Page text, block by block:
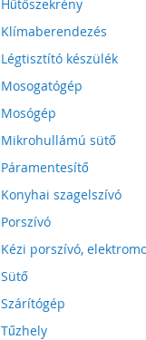
Hűtőszekrény
Klímaberendezés
Légtisztító készülék
Mosogatógép
Mosógép
Mikrohullámú sütő
Páramentesítő
Konyhai szagelszívó
Porszívó
Kézi porszívó,
Sütő
Szárítógép
Tűzhely